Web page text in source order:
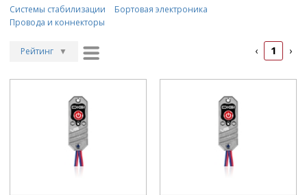
Системы стабилизации
Бортовая электроника
Провода и коннекторы
Рейтинг ▼
‹ 1 ›